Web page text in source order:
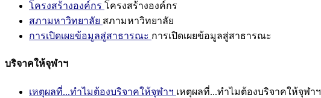
โครงสร้างองค์กร โครงสร้างองค์กร
สภามหาวิทยาลัย สภามหาวิทยาลัย
การเปิดเผยข้อมูลสู่สาธารณะ การเปิดเผยข้อมูลสู่สาธารณะ
บริจาคให้จุฬาฯ
เหตุผลที่...ทำไมต้องบริจาคให้จุฬาฯ เหตุผลที่...ทำไมต้องบริจาคให้จุฬาฯ